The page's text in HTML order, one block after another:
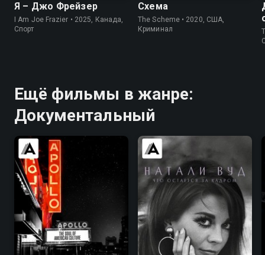
Я – Джо Фрейзер
I Am Joe Frazier • 2025, Канада,
Спорт
Схема
The Scheme • 2020, США,
Криминал
Ещё фильмы в жанре:
Документальный